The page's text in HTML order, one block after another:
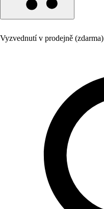
Vyzvednutí v prodejně (zdarma)